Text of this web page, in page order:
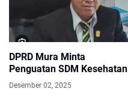
DPRD Mura Minta
Penguatan SDM Kesehatan
Desember 02, 2025